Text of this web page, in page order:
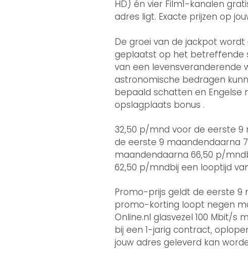
HD) én vier Film1-kanalen
adres ligt. Exacte prijzen op
De groei van de jackpot
geplaatst op het betreffende
van een levensveranderende
astronomische bedragen
bepaald schatten en Engelse
opslagplaats bonus .
32,50 p/mnd voor de eerste
de eerste 9 maandendaarna
maandendaarna 66,50 p/
62,50 p/mndbij een looptijd
Promo-prijs geldt de eerste 9
promo-korting loopt negen
Online.nl glasvezel 100 Mbit/
bij een 1-jarig contract,
jouw adres geleverd kan